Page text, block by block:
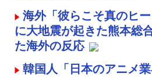
海外「彼らこそ真のヒ
に大地震が起きた熊本総
た海外の反応
韓国人「日本のアニメ